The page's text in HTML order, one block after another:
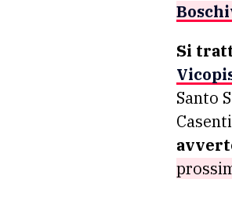
Si
Santo